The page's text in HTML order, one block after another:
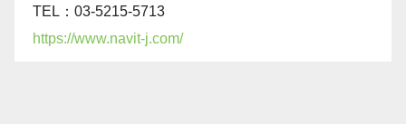
TEL：03-5215-5713
https://www.navit-j.com/